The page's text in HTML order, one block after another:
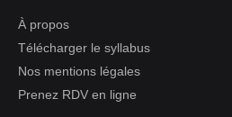
À propos
Télécharger le syllabus
Nos mentions légales
Prenez RDV en ligne